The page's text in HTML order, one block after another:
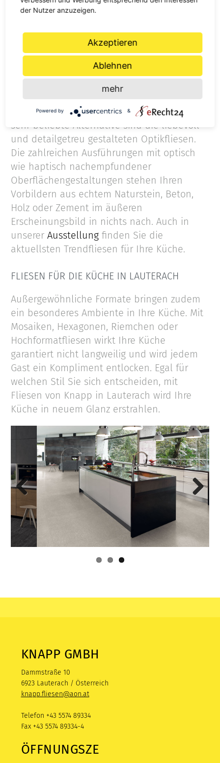
Metrofliesen. Diese Fliesenart ist inspiriert
einen modernen, cleanen Chic in Ihre
Küche. Wer es verspielter mag, macht mit
einem abwechslungsreichen Patchwork-Look
alles richtig. Hierbei werden Fliesen mit
ornamentalen und geometrischen Mustern
in Retro-Designs kombiniert. Eine weitere
sehr beliebte Alternative sind die liebevoll
und detailgetreu gestalteten Optikfliesen.
Die zahlreichen Ausführungen mit optisch
wie haptisch nachempfundener
Oberflächengestaltungen stehen Ihren
Vorbildern aus echtem Naturstein, Beton,
Holz oder Zement im äußeren
Erscheinungsbild in nichts nach. Auch in
unsererAusstellungfinden Sie die
aktuellsten Trendfliesen für Ihre Küche.
FLIESEN FÜR DIE KÜCHE IN LAUTERACH
Außergewöhnliche Formate bringen zudem
ein besonderes Ambiente in Ihre Küche. Mit
Mosaiken, Hexagonen, Riemchen oder
Hochformatfliesen wirkt Ihre Küche
garantiert nicht langweilig und wird jedem
Gast ein Kompliment entlocken. Egal für
welchen Stil Sie sich entscheiden, mit
Fliesen von Knapp in Lauterach wird Ihre
Küche in neuem Glanz erstrahlen.
Next
KNAPP GMBH
Dammstraße 10
6923 Lauterach / Österreich
knapp.fliesen@aon.at
Telefon +43 5574 89334
Fax +43 5574 89334-4
ÖFFNUNGSZEITEN
der Nutzer anzuzeigen.
Akzeptieren
Ablehnen
mehr
Powered by &